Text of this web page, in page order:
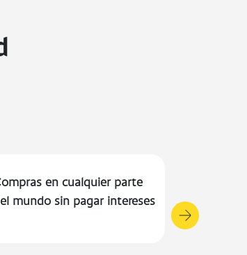
transacciones gratis al mes
Cajeros automáticos